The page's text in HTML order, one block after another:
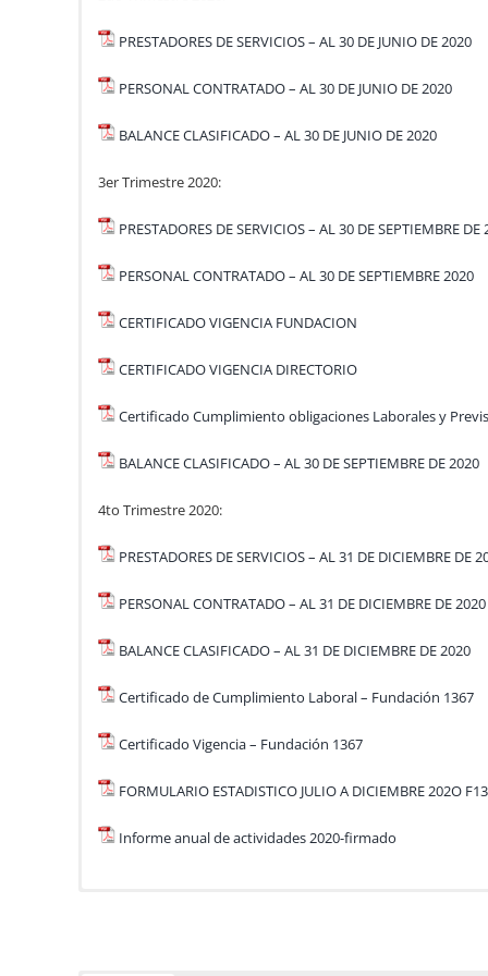
PRESTADORES DE SERVICIOS – AL 30 DE JUNIO DE 2020
PERSONAL CONTRATADO – AL 30 DE JUNIO DE 2020
BALANCE CLASIFICADO – AL 30 DE JUNIO DE 2020
3er Trimestre 2020:
PRESTADORES DE SERVICIOS – AL 30 DE SEPTIEMBRE DE
PERSONAL CONTRATADO – AL 30 DE SEPTIEMBRE 2020
CERTIFICADO VIGENCIA FUNDACION
CERTIFICADO VIGENCIA DIRECTORIO
Certificado Cumplimiento obligaciones Laborales y
BALANCE CLASIFICADO – AL 30 DE SEPTIEMBRE DE 2020
4to Trimestre 2020:
PRESTADORES DE SERVICIOS – AL 31 DE DICIEMBRE DE
PERSONAL CONTRATADO – AL 31 DE DICIEMBRE DE 2020
BALANCE CLASIFICADO – AL 31 DE DICIEMBRE DE 2020
Certificado de Cumplimiento Laboral – Fundación 1367
Certificado Vigencia – Fundación 1367
FORMULARIO ESTADISTICO JULIO A DICIEMBRE 202O
Informe anual de actividades 2020-firmado